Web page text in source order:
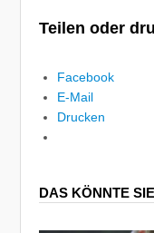
Teilen oder
Facebook
E-Mail
Drucken
DAS KÖNNTE